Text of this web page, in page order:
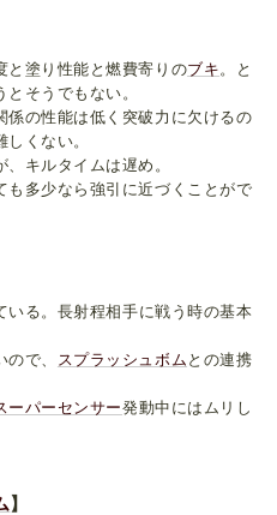
と塗り性能と燃費寄りのブキ 。と
そうでもない。
係の性能は低く突破力に欠けるの
くない。
、キルタイムは遅め。
も多少なら強引に近づくことがで
いる。長射程相手に戦う時の基本
で、
スプラッシュボム との連携
ーパーセンサー発動中にはムリし
】